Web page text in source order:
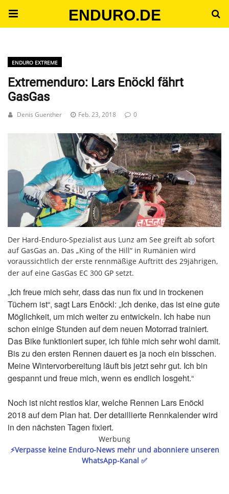
ENDURO.DE
ENDURO EXTREME
Extremenduro: Lars Enöckl fährt
GasGas
Denis Guenther Feb. 23, 2018 0
Der Hard-Enduro-Spezialist aus Lunz am See greift ab sofort
auf GasGas an. Das „King of the Hill“ in Rumänien wird
voraussichtlich der erste rennmäßige Auftritt des 29jährigen,
der auf eine GasGas EC 300 GP setzt.
„Ich freue mich sehr, dass das nun fix und in trockenen
Tüchern ist“, sagt Lars Enöckl: „Ich denke, das ist eine gute
Möglichkeit, um mich weiter zu entwickeln. Ich habe nun
schon einige Stunden auf dem neuen Motorrad trainiert.
Das Bike funktioniert super, ich fühle mich sehr wohl damit.
Bis zu den ersten Rennen dauert es ja noch ein bisschen.
Meine Wintervorbereitung läuft bis jetzt sehr gut. Ich bin
gespannt und freue mich, wenn es endlich losgeht.“
Noch ist nicht restlos klar, welche Rennen Lars Enöckl
2018 auf dem Plan hat. Der detaillierte Rennkalender wird
in den nächsten Tagen fixiert.
Werbung
⚡️Verpasse keine Enduro-News mehr und abonniere unseren
WhatsApp-Kanal ✅